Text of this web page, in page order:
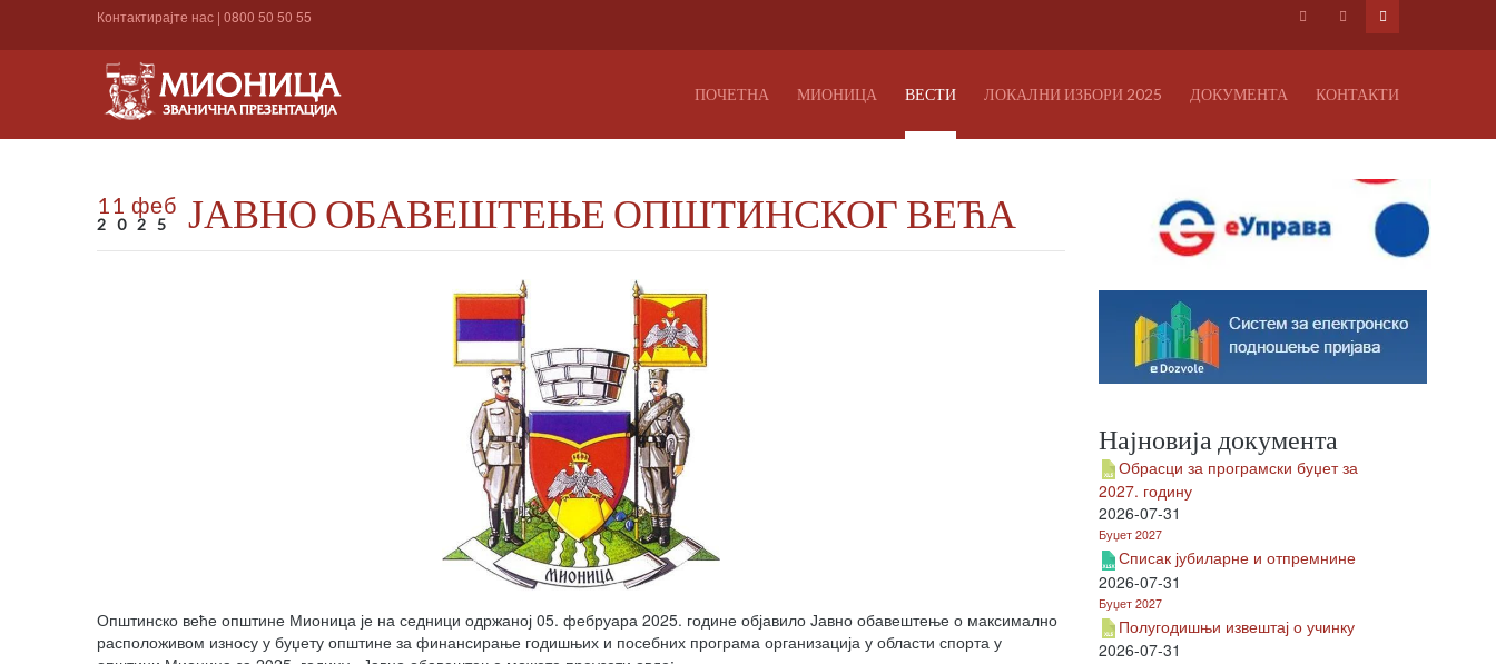
Контактирајте нас | 0800 50 50 55
ПОЧЕТНА МИОНИЦА ВЕСТИ ЛОКАЛНИ ИЗБОРИ 2025 ДОКУМЕНТА КОНТАКТИ
11 феб
2025 ЈАВНО ОБАВЕШТЕЊЕ ОПШТИНСКОГ ВЕЋА
Општинско веће општине Мионица је на седници одржаној 05. фебруара 2025. године објавило Јавно обавештење о максимално
расположивом износу у буџету општине за финансирање годишњих и посебних програма организација у области спорта у
Најновија документа
Обрасци за програмски буџет за
2027. годину
2026-07-31
Буџет 2027
Списак јубиларне и отпремнине
2026-07-31
Буџет 2027
Полугодишњи извештај о учинку
2026-07-31